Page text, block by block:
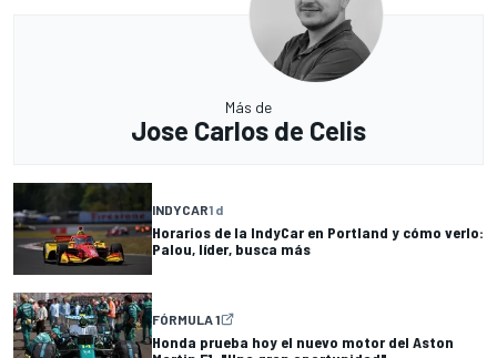
Más de
Jose Carlos de Celis
INDYCAR1 d
Horarios de la IndyCar en Portland y cómo verlo:
Palou, líder, busca más
FÓRMULA 1
Honda prueba hoy el nuevo motor del Aston